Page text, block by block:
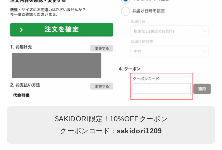
SAKIDORI限定！10%OFFクーポン
クーポンコード： sakidori1209